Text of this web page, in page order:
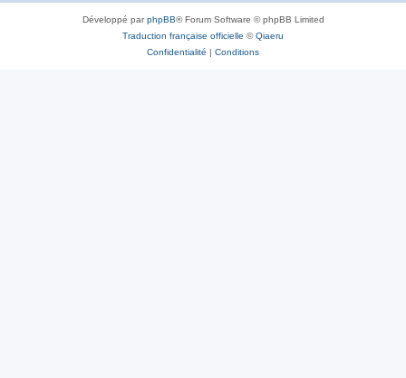
Développé parphpBB® Forum Software © phpBB Limited
Traduction française officielle ©Qiaeru
Confidentialité | Conditions